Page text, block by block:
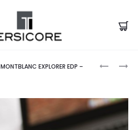
INTENSE
EDT
MONTBLANC EXPLORER EDP –